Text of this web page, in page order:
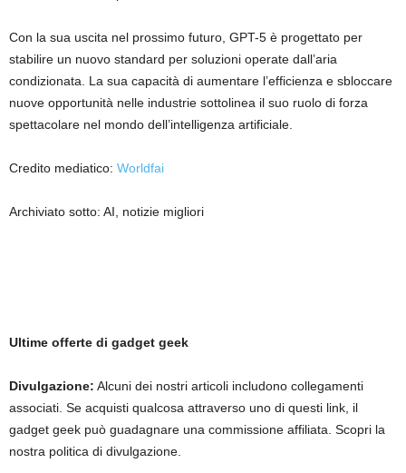
Con la sua uscita nel prossimo futuro, GPT-5 è progettato per
stabilire un nuovo standard per soluzioni operate dall’aria
condizionata. La sua capacità di aumentare l’efficienza e sbloccare
nuove opportunità nelle industrie sottolinea il suo ruolo di forza
spettacolare nel mondo dell’intelligenza artificiale.
Credito mediatico: Worldfai
Archiviato sotto: AI, notizie migliori
Ultime offerte di gadget geek
Divulgazione: Alcuni dei nostri articoli includono collegamenti
associati. Se acquisti qualcosa attraverso uno di questi link, il
gadget geek può guadagnare una commissione affiliata. Scopri la
nostra politica di divulgazione.